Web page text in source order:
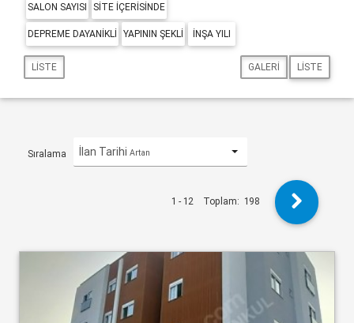
SALON SAYISI SITE IÇERISINDE
DEPREME DAYANIKLI YAPININ ŞEKLI İNŞA YILI
LISTE GALERI LISTE
Sıralama İlan Tarihi Artan
1 - 12 Toplam: 198